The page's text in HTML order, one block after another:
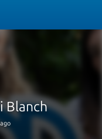
Blanch